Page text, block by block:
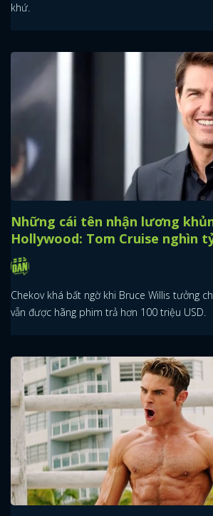
khứ.
Những cái tên nhận lương
Hollywood: Tom Cruise nghìn
Chekov khá bất ngờ khi Bruce Willis tưởng
vẫn được hãng phim trả hơn 100 triệu USD.